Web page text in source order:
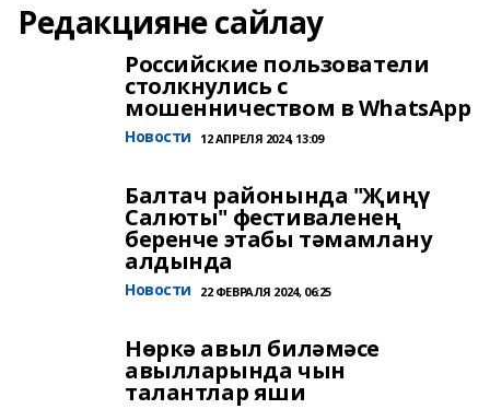
Редакцияне сайлау
Российские пользователи
столкнулись с
мошенничеством в WhatsApp
Новости 12 АПРЕЛЯ 2024, 13:09
Балтач районында "Җиңү
Салюты" фестиваленең
беренче этабы тәмамлану
алдында
Новости 22 ФЕВРАЛЯ 2024, 06:25
Нөркә авыл биләмәсе
авылларында чын
талантлар яши